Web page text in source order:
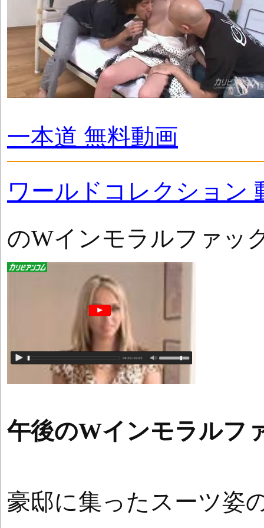
一本道 無料動画
ワールドコレクション
のWインモラルファッ
午後のWインモラルフ
豪邸に集ったスーツ姿